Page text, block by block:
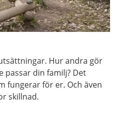
Hur andra gör
passar din familj? Det
fungerar för er. Och även
skillnad.